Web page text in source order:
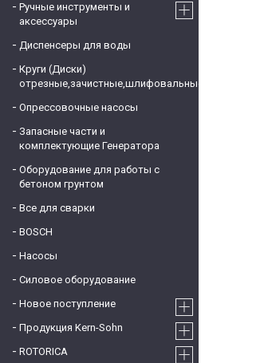
Ручные инструменты и
аксессуары
Диспенсеры для воды
Круги (Диски)
отрезные,зачистные,шлифовальные
Опрессовочные насосы
Запасные части и
комплектующие Генератора
Оборудование для работы с
бетоном грунтом
Все для сварки
BOSCH
Насосы
Силовое оборудование
Новое поступление
Продукция Kern-Sohn
ROTORICA